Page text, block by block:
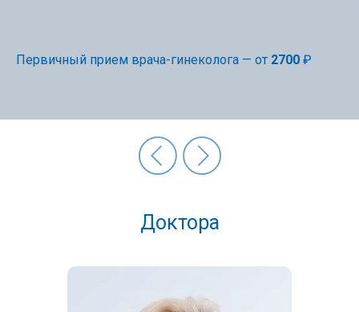
Первичный прием врача-гинеколога — от2700₽
Доктора